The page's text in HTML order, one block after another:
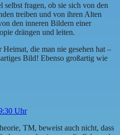
selbst fragen, ob sie sich von den
treiben und von ihren Alten
den inneren Bildern einer
drängen und leiten.
die man nie gesehen hat –
Bild! Ebenso großartig wie
Uhr
TM, beweist auch nicht, dass